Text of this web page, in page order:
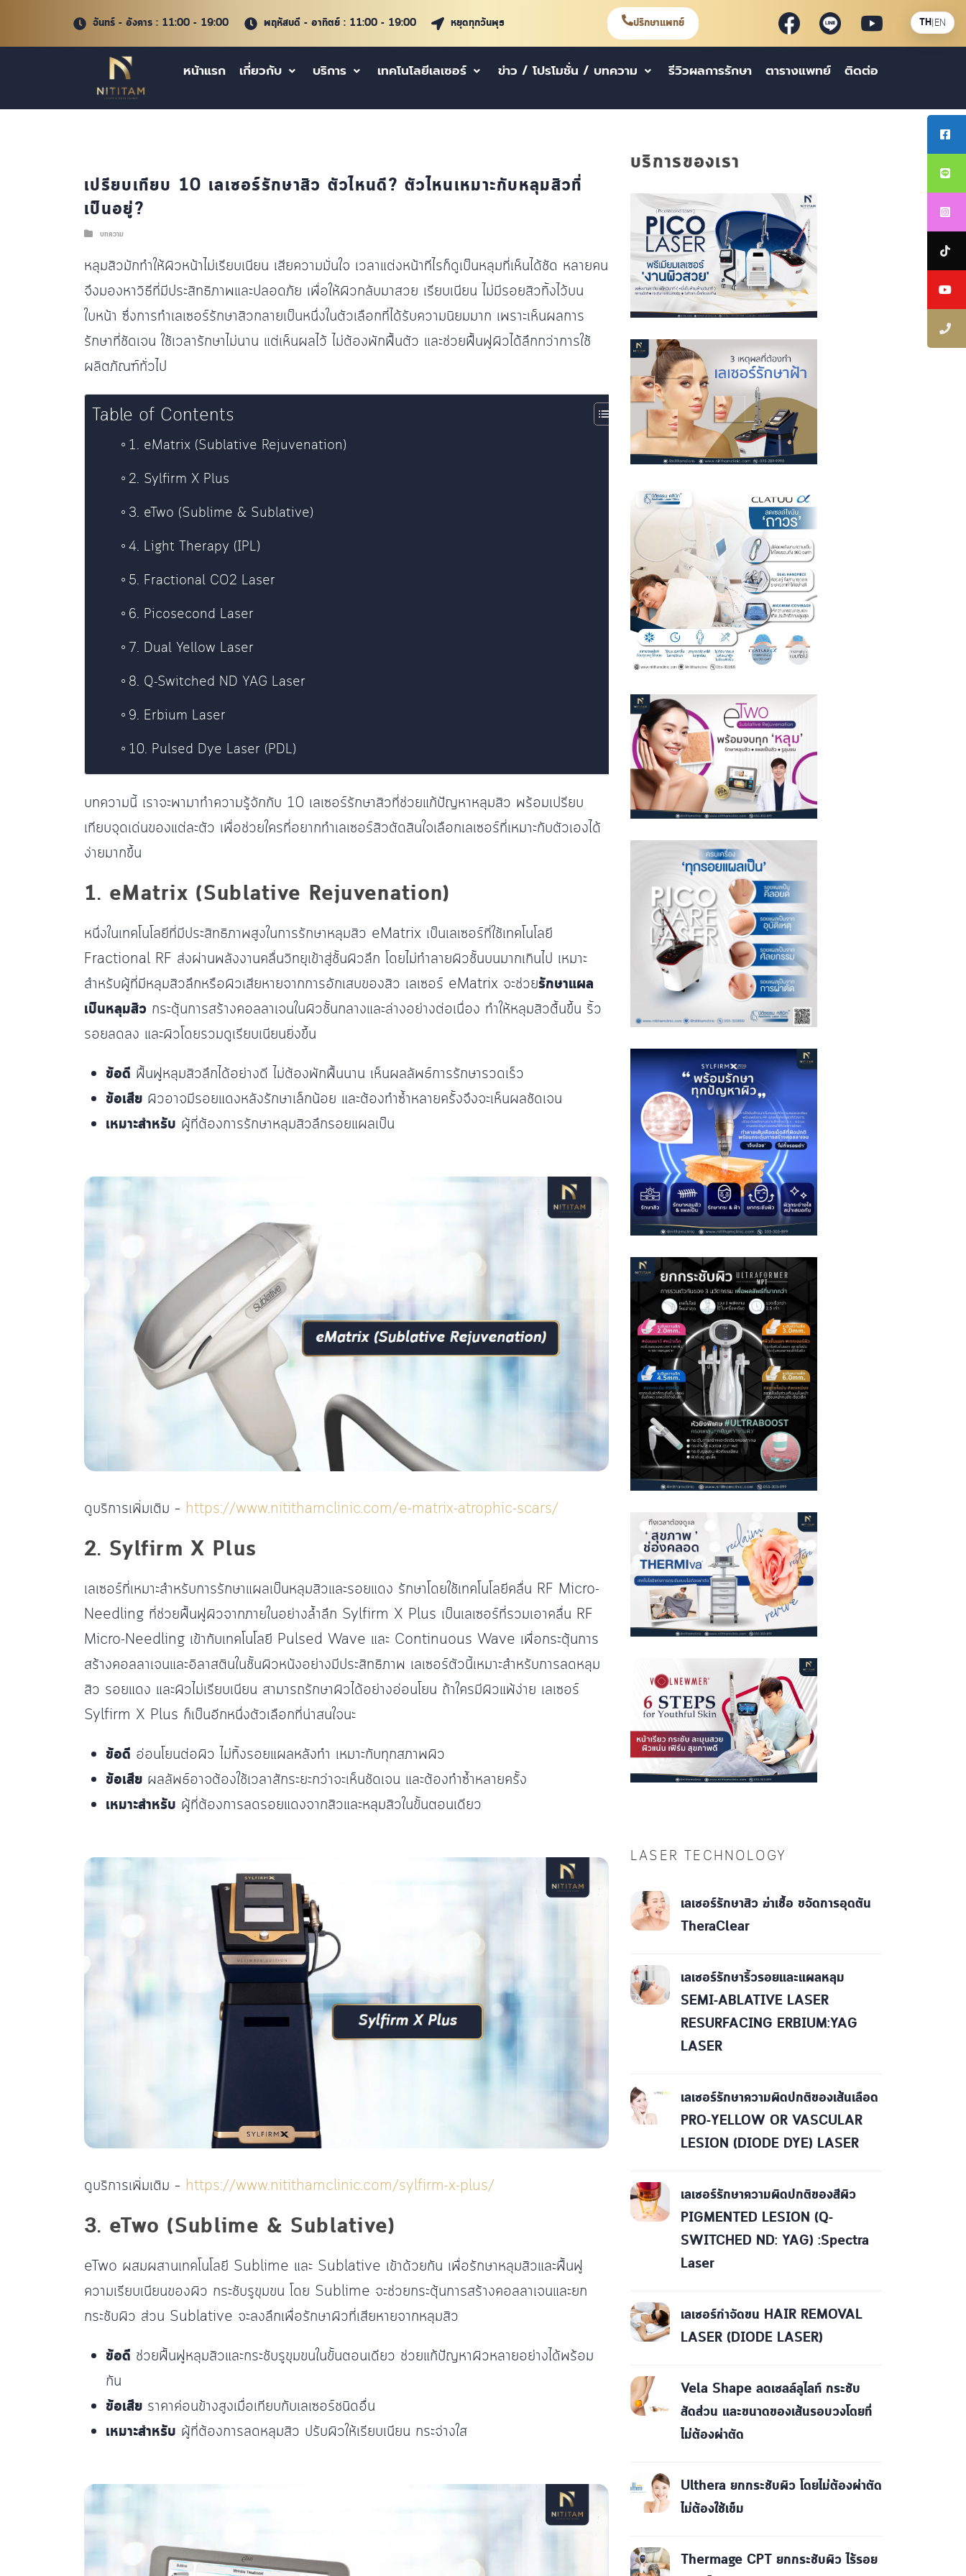
จันทร์ - อังคาร : 11:00 - 19:00 พฤหัสบดี - อาทิตย์ : 11:00 - 19:00 หยุดทุกวันพุธ ปรึกษาแพทย์
หน้าแรก เกี่ยวกับ บริการ เทคโนโลยีเลเซอร์ ข่าว / โปรโมชั่น / บทความ รีวิวผลการรักษา ตารางแพทย์ ติดต่อ
เปรียบเทียบ 10 เลเซอร์รักษาสิว ตัวไหนดี? ตัวไหนเหมาะกับหลุมสิวที่
เป็นอยู่?
บทความ
หลุมสิวมักทำให้ผิวหน้าไม่เรียบเนียน เสียความมั่นใจ เวลาแต่งหน้าทีไรก็ดูเป็นหลุมที่เห็นได้ชัด หลายคน
จึงมองหาวิธีที่มีประสิทธิภาพและปลอดภัย เพื่อให้ผิวกลับมาสวย เรียบเนียน ไม่มีรอยสิวทิ้งไว้บน
ใบหน้า ซึ่งการทำเลเซอร์รักษาสิวกลายเป็นหนึ่งในตัวเลือกที่ได้รับความนิยมมาก เพราะเห็นผลการ
รักษาที่ชัดเจน ใช้เวลารักษาไม่นาน แต่เห็นผลไว้ ไม่ต้องพักฟื้นตัว และช่วยฟื้นฟูผิวได้ลึกกว่าการใช้
ผลิตภัณฑ์ทั่วไป
Table of Contents
1. eMatrix (Sublative Rejuvenation)
2. Sylfirm X Plus
3. eTwo (Sublime & Sublative)
4. Light Therapy (IPL)
5. Fractional CO2 Laser
6. Picosecond Laser
7. Dual Yellow Laser
8. Q-Switched ND YAG Laser
9. Erbium Laser
10. Pulsed Dye Laser (PDL)
บทความนี้ เราจะพามาทำความรู้จักกับ 10 เลเซอร์รักษาสิวที่ช่วยแก้ปัญหาหลุมสิว พร้อมเปรียบ
เทียบจุดเด่นของแต่ละตัว เพื่อช่วยใครที่อยากทำเลเซอร์สิวตัดสินใจเลือกเลเซอร์ที่เหมาะกับตัวเองได้
ง่ายมากขึ้น
1. eMatrix (Sublative Rejuvenation)
หนึ่งในเทคโนโลยีที่มีประสิทธิภาพสูงในการรักษาหลุมสิว eMatrix เป็นเลเซอร์ที่ใช้เทคโนโลยี
Fractional RF ส่งผ่านพลังงานคลื่นวิทยุเข้าสู่ชั้นผิวลึก โดยไม่ทำลายผิวชั้นบนมากเกินไป เหมาะ
สำหรับผู้ที่มีหลุมสิวลึกหรือผิวเสียหายจากการอักเสบของสิว เลเซอร์ eMatrix จะช่วยรักษาแผล
เป็นหลุมสิว กระตุ้นการสร้างคอลลาเจนในผิวชั้นกลางและล่างอย่างต่อเนื่อง ทำให้หลุมสิวตื้นขึ้น ริ้ว
รอยลดลง และผิวโดยรวมดูเรียบเนียนยิ่งขึ้น
ข้อดี ฟื้นฟูหลุมสิวลึกได้อย่างดี ไม่ต้องพักฟื้นนาน เห็นผลลัพธ์การรักษารวดเร็ว
ข้อเสีย ผิวอาจมีรอยแดงหลังรักษาเล็กน้อย และต้องทำซ้ำหลายครั้งจึงจะเห็นผลชัดเจน
เหมาะสำหรับ ผู้ที่ต้องการรักษาหลุมสิวลึกรอยแผลเป็น
ดูบริการเพิ่มเติม – https://www.nitithamclinic.com/e-matrix-atrophic-scars/
2. Sylfirm X Plus
เลเซอร์ที่เหมาะสำหรับการรักษาแผลเป็นหลุมสิวและรอยแดง รักษาโดยใช้เทคโนโลยีคลื่น RF Micro-
Needling ที่ช่วยฟื้นฟูผิวจากภายในอย่างล้ำลึก Sylfirm X Plus เป็นเลเซอร์ที่รวมเอาคลื่น RF
Micro-Needling เข้ากับเทคโนโลยี Pulsed Wave และ Continuous Wave เพื่อกระตุ้นการ
สร้างคอลลาเจนและอิลาสตินในชั้นผิวหนังอย่างมีประสิทธิภาพ เลเซอร์ตัวนี้เหมาะสำหรับการลดหลุม
สิว รอยแดง และผิวไม่เรียบเนียน สามารถรักษาผิวได้อย่างอ่อนโยน ถ้าใครมีผิวแพ้ง่าย เลเซอร์
Sylfirm X Plus ก็เป็นอีกหนึ่งตัวเลือกที่น่าสนใจนะ
ข้อดี อ่อนโยนต่อผิว ไม่ทิ้งรอยแผลหลังทำ เหมาะกับทุกสภาพผิว
ข้อเสีย ผลลัพธ์อาจต้องใช้เวลาสักระยะกว่าจะเห็นชัดเจน และต้องทำซ้ำหลายครั้ง
เหมาะสำหรับ ผู้ที่ต้องการลดรอยแดงจากสิวและหลุมสิวในขั้นตอนเดียว
ดูบริการเพิ่มเติม – https://www.nitithamclinic.com/sylfirm-x-plus/
3. eTwo (Sublime & Sublative)
eTwo ผสมผสานเทคโนโลยี Sublime และ Sublative เข้าด้วยกัน เพื่อรักษาหลุมสิวและฟื้นฟู
ความเรียบเนียนของผิว กระชับรูขุมขน โดย Sublime จะช่วยกระตุ้นการสร้างคอลลาเจนและยก
กระชับผิว ส่วน Sublative จะลงลึกเพื่อรักษาผิวที่เสียหายจากหลุมสิว
ข้อดี ช่วยฟื้นฟูหลุมสิวและกระชับรูขุมขนในขั้นตอนเดียว ช่วยแก้ปัญหาผิวหลายอย่างได้พร้อม
กัน
ข้อเสีย ราคาค่อนข้างสูงเมื่อเทียบกับเลเซอร์ชนิดอื่น
เหมาะสำหรับ ผู้ที่ต้องการลดหลุมสิว ปรับผิวให้เรียบเนียน กระจ่างใส
บริการของเรา
LASER TECHNOLOGY
เลเซอร์รักษาสิว ฆ่าเชื้อ ขจัดการอุดตัน
TheraClear
เลเซอร์รักษาริ้วรอยและแผลหลุม
SEMI-ABLATIVE LASER
RESURFACING ERBIUM:YAG
LASER
เลเซอร์รักษาความผิดปกติของเส้นเลือด
PRO-YELLOW OR VASCULAR
LESION (DIODE DYE) LASER
เลเซอร์รักษาความผิดปกติของสีผิว
PIGMENTED LESION (Q-
SWITCHED ND: YAG) :Spectra
Laser
เลเซอร์กำจัดขน HAIR REMOVAL
LASER (DIODE LASER)
Vela Shape ลดเซลล์ลูไลท์ กระชับ
สัดส่วน และขนาดของเส้นรอบวงโดยที่
ไม่ต้องผ่าตัด
Ulthera ยกกระชับผิว โดยไม่ต้องผ่าตัด
ไม่ต้องใช้เข็ม
Thermage CPT ยกกระชับผิว ไร้รอย
TH|EN